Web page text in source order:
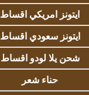
ايتونز امريكي اقساط
ايتونز سعودي اقساط
شحن يلا لودو اقساط
حناء شعر